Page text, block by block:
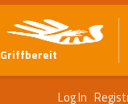
Griffbereit
Log In